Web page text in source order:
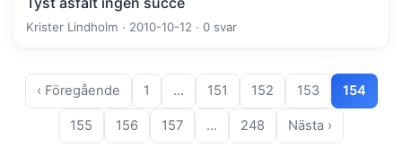
Krister Lindholm · 2010-10-12 · 0 svar
‹ Föregående 1 … 151 152 153 154
155 156 157 … 248 Nästa ›